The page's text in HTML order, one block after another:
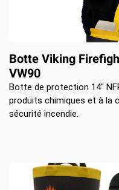
Botte Viking
VW90
Botte de protection 14″
produits chimiques et à la
sécurité incendie.